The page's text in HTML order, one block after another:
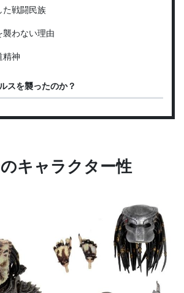
た戦闘民族
わない理由
精神
スを襲ったのか？
キャラクター性